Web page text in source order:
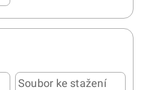
Soubor ke stažení